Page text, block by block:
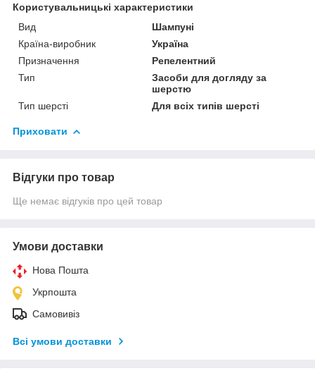
Користувальницькі характеристики
Вид
Шампуні
Країна-виробник
Україна
Призначення
Репелентний
Тип
Засоби для догляду за
шерстю
Тип шерсті
Для всіх типів шерсті
Приховати
Відгуки про товар
Ще немає відгуків про цей товар
Умови доставки
Нова Пошта
Укрпошта
Самовивіз
Всі умови доставки